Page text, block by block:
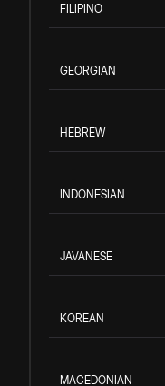
FILIPINO
GEORGIAN
HEBREW
INDONESIAN
JAVANESE
KOREAN
MACEDONIAN